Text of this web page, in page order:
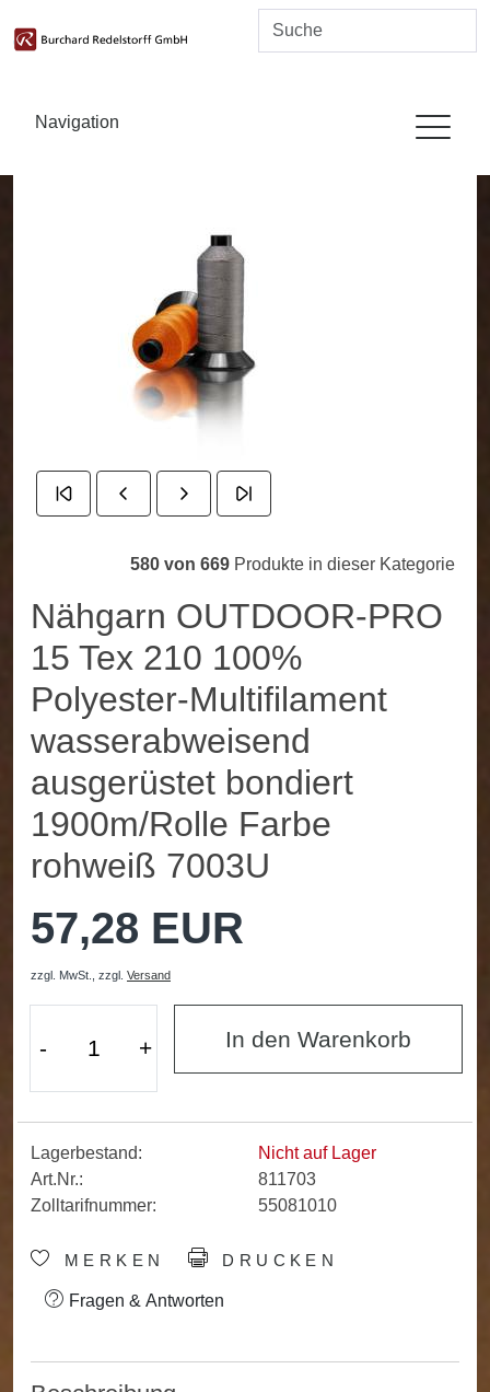
Navigation
580 von 669 Produkte in dieser Kategorie
Nähgarn OUTDOOR-PRO
15 Tex 210 100%
Polyester-Multifilament
wasserabweisend
ausgerüstet bondiert
1900m/Rolle Farbe
rohweiß 7003U
57,28 EUR
zzgl. MwSt., zzgl. Versand
- + In den Warenkorb
Lagerbestand:
Nicht auf Lager
Art.Nr.:
811703
Zolltarifnummer:
55081010
MERKEN DRUCKEN
Fragen & Antworten